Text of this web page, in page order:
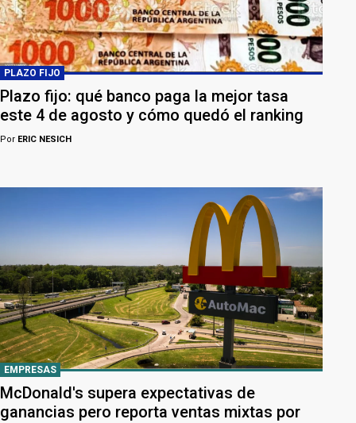
PLAZO FIJO
Plazo fijo: qué banco paga la mejor tasa
este 4 de agosto y cómo quedó el ranking
Por ERIC NESICH
EMPRESAS
McDonald's supera expectativas de
ganancias pero reporta ventas mixtas por